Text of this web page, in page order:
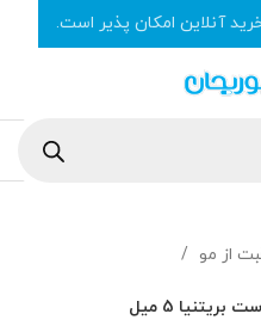
از مو
5 میل
آنلاین امکان پذیر است.